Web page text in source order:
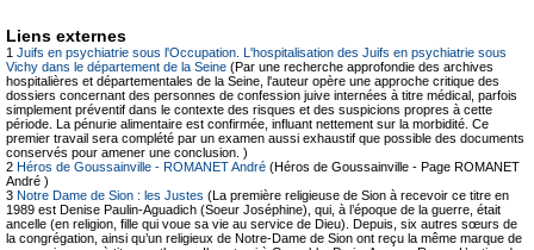
Liens externes
1 Juifs en psychiatrie sous l'Occupation. L'hospitalisation des Juifs en psychiatrie sous
Vichy dans le département de la Seine (Par une recherche approfondie des archives
hospitalières et départementales de la Seine, l'auteur opère une approche critique des
dossiers concernant des personnes de confession juive internées à titre médical, parfois
simplement préventif dans le contexte des risques et des suspicions propres à cette
période. La pénurie alimentaire est confirmée, influant nettement sur la morbidité. Ce
premier travail sera complété par un examen aussi exhaustif que possible des documents
conservés pour amener une conclusion. )
2 Héros de Goussainville - ROMANET André (Héros de Goussainville - Page ROMANET
André )
3 Notre Dame de Sion : les Justes (La première religieuse de Sion à recevoir ce titre en
1989 est Denise Paulin-Aguadich (Soeur Joséphine), qui, à l’époque de la guerre, était
ancelle (en religion, fille qui voue sa vie au service de Dieu). Depuis, six autres sœurs de
la congrégation, ainsi qu’un religieux de Notre-Dame de Sion ont reçu la même marque de